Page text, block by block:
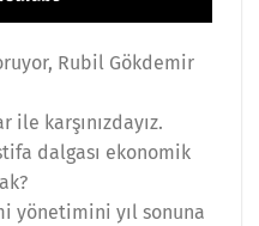
Rubil Gökdemir
karşınızdayız.
dalgası ekonomik
yönetimini yıl sonuna